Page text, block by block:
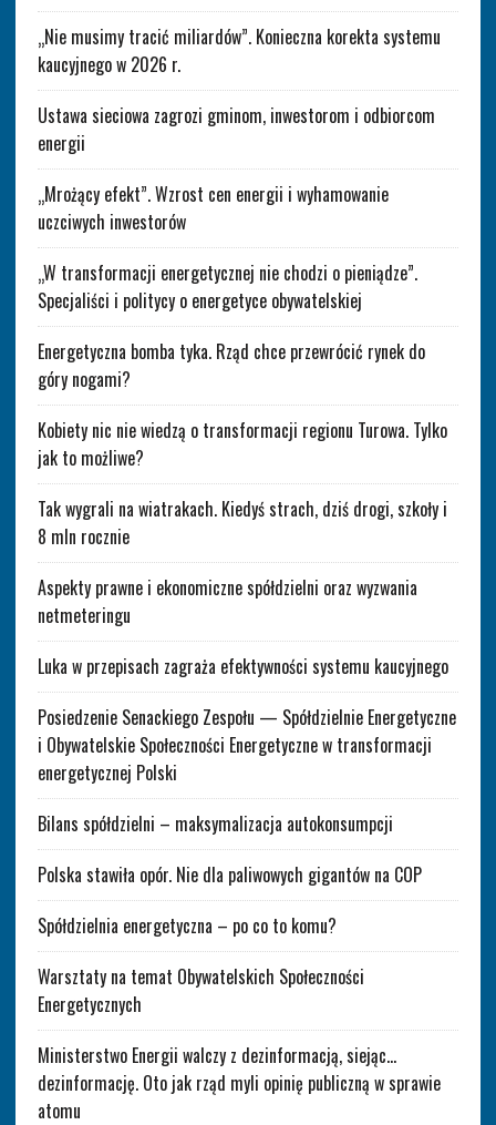
„Nie musimy tracić miliardów”. Konieczna korekta systemu
kaucyjnego w 2026 r.
Ustawa sieciowa zagrozi gminom, inwestorom i odbiorcom
energii
„Mrożący efekt”. Wzrost cen energii i wyhamowanie
uczciwych inwestorów
„W transformacji energetycznej nie chodzi o pieniądze”.
Specjaliści i politycy o energetyce obywatelskiej
Energetyczna bomba tyka. Rząd chce przewrócić rynek do
góry nogami?
Kobiety nic nie wiedzą o transformacji regionu Turowa. Tylko
jak to możliwe?
Tak wygrali na wiatrakach. Kiedyś strach, dziś drogi, szkoły i
8 mln rocznie
Aspekty prawne i ekonomiczne spółdzielni oraz wyzwania
netmeteringu
Luka w przepisach zagraża efektywności systemu kaucyjnego
Posiedzenie Senackiego Zespołu — Spółdzielnie Energetyczne
i Obywatelskie Społeczności Energetyczne w transformacji
energetycznej Polski
Bilans spółdzielni – maksymalizacja autokonsumpcji
Polska stawiła opór. Nie dla paliwowych gigantów na COP
Spółdzielnia energetyczna – po co to komu?
Warsztaty na temat Obywatelskich Społeczności
Energetycznych
Ministerstwo Energii walczy z dezinformacją, siejąc…
dezinformację. Oto jak rząd myli opinię publiczną w sprawie
atomu